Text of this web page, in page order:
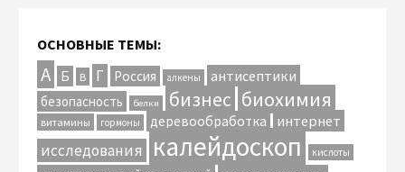
ОСНОВНЫЕ ТЕМЫ:
А Б В Г Россия алкены антисептики
безопасность белки бизнес биохимия
витамины гормоны деревообработка интернет
исследования калейдоскоп кислоты